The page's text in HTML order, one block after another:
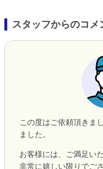
スタッフからのコメ
この度はご依頼頂きま
ました。
お客様には、ご満足い
非常に嬉しい限りでご